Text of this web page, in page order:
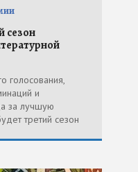
сезон
голосования,
и
за лучшую
третий сезон